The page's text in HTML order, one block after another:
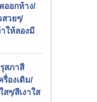
ออกห้าง/
วยๆ/
ให้ลองมี
สภาสี
รื่องเดิม/
สๆ/สีเงาใส